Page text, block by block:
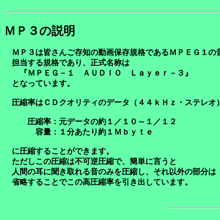
ＭＰ３の説明
ＭＰ３は皆さんご存知の動画保存規格であるＭＰＥＧ１の
担当する規格であり、正式名称は
『ＭＰＥＧ－１ ＡＵＤＩＯ Ｌａｙｅｒ－３』
となっています。
圧縮率はＣＤクオリティのデータ（４４ｋＨｚ・ステレオ
圧縮率：元データの約１／１０～１／１２
容量：１分あたり約１Ｍｂｙｔｅ
に圧縮することができます。
ただしこの圧縮は不可逆圧縮で、簡単に言うと
人間の耳に聞き取れる音のみを圧縮し、それ以外の部分は
省略することでこの高圧縮率を引き出しています。